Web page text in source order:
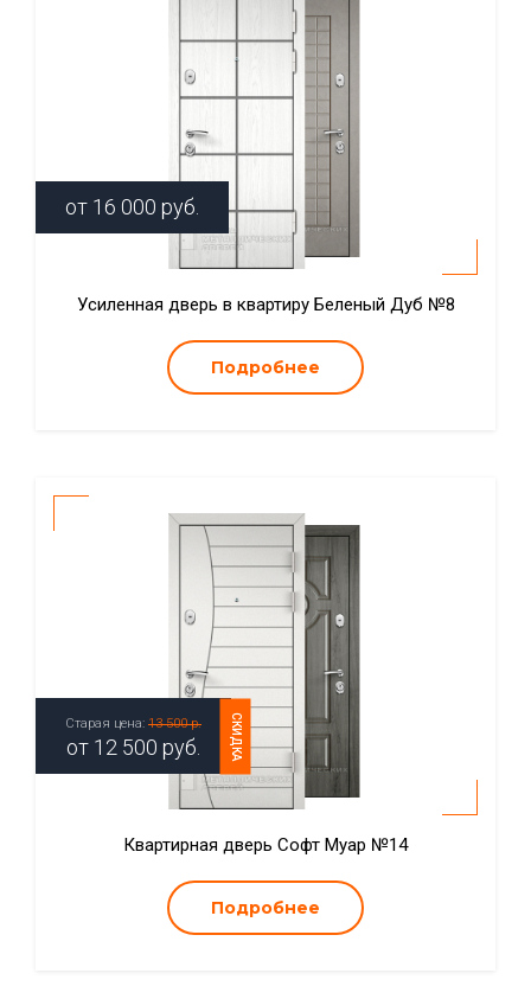
от 16 000 руб.
Усиленная дверь в квартиру Беленый Дуб №8
Подробнее
СКИДКА
Старая цена: 13 500 р.
от 12 500 руб.
Квартирная дверь Софт Муар №14
Подробнее